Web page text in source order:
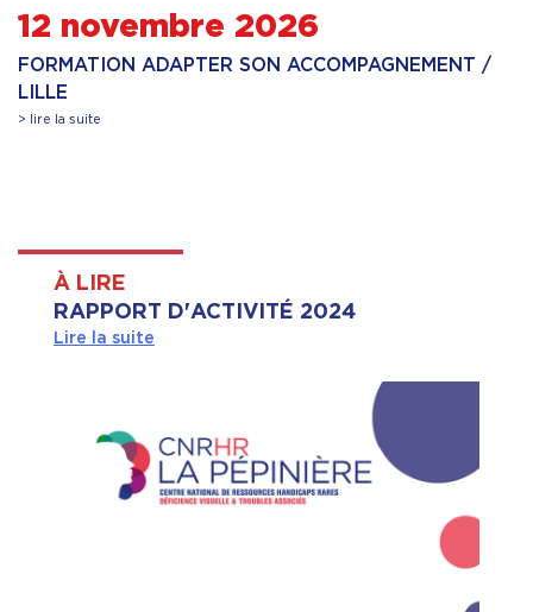
12 novembre 2026
FORMATION ADAPTER SON ACCOMPAGNEMENT /
LILLE
> lire la suite
À LIRE
RAPPORT D'ACTIVITÉ 2024
Lire la suite